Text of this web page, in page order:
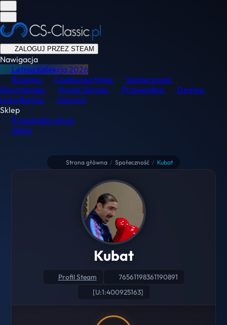
ZALOGUJ PRZEZ STEAM
Nawigacja
Letnia Kolekcja2026
Ranking
Codzienne Misje
Społeczność
Skinchanger
Rynek Skinów Przewodnik
Demka
Lista Banów
Discord
Sklep
Przeglądaj usługi
Sklep
Strona główna / Społeczność / Kubat
Kubat
Profil Steam
76561198361190891
[U:1:400925163]